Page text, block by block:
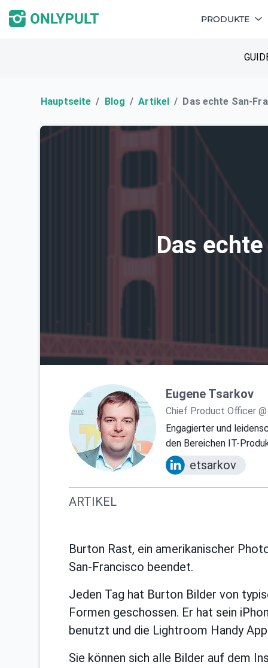
PRODUKTE
Hauptseite Blog Artikel Das echte San-
Das
Eugene Tsarkov
Chief Product Officer
Engagierter und
den Bereichen IT-
etsarkov
ARTIKEL
Burton Rast, ein amerikanischer
San-Francisco beendet.
Jeden Tag hat Burton Bilder von
Formen geschossen. Er hat sein
benutzt und die Lightroom Handy
Sie können sich alle Bilder auf dem